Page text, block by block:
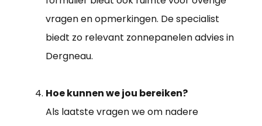
vragen en opmerkingen. De specialist
biedt zo relevant zonnepanelen advies in
Dergneau.
Hoe kunnen we jou bereiken?
Als laatste vragen we om nadere